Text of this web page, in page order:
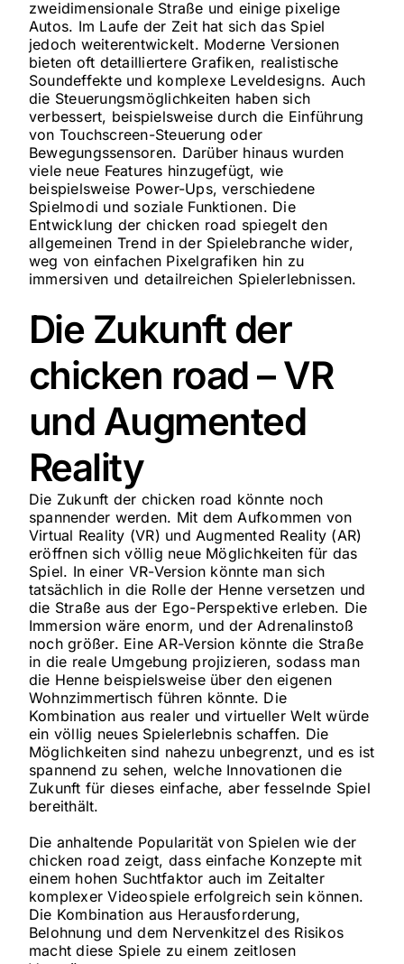
zweidimensionale Straße und einige pixelige
Autos. Im Laufe der Zeit hat sich das Spiel
jedoch weiterentwickelt. Moderne Versionen
bieten oft detailliertere Grafiken, realistische
Soundeffekte und komplexe Leveldesigns. Auch
die Steuerungsmöglichkeiten haben sich
verbessert, beispielsweise durch die Einführung
von Touchscreen-Steuerung oder
Bewegungssensoren. Darüber hinaus wurden
viele neue Features hinzugefügt, wie
beispielsweise Power-Ups, verschiedene
Spielmodi und soziale Funktionen. Die
Entwicklung der chicken road spiegelt den
allgemeinen Trend in der Spielebranche wider,
weg von einfachen Pixelgrafiken hin zu
immersiven und detailreichen Spielerlebnissen.
Die Zukunft der
chicken road – VR
und Augmented
Reality
Die Zukunft der chicken road könnte noch
spannender werden. Mit dem Aufkommen von
Virtual Reality (VR) und Augmented Reality (AR)
eröffnen sich völlig neue Möglichkeiten für das
Spiel. In einer VR-Version könnte man sich
tatsächlich in die Rolle der Henne versetzen und
die Straße aus der Ego-Perspektive erleben. Die
Immersion wäre enorm, und der Adrenalinstoß
noch größer. Eine AR-Version könnte die Straße
in die reale Umgebung projizieren, sodass man
die Henne beispielsweise über den eigenen
Wohnzimmertisch führen könnte. Die
Kombination aus realer und virtueller Welt würde
ein völlig neues Spielerlebnis schaffen. Die
Möglichkeiten sind nahezu unbegrenzt, und es ist
spannend zu sehen, welche Innovationen die
Zukunft für dieses einfache, aber fesselnde Spiel
bereithält.
Die anhaltende Popularität von Spielen wie der
chicken road zeigt, dass einfache Konzepte mit
einem hohen Suchtfaktor auch im Zeitalter
komplexer Videospiele erfolgreich sein können.
Die Kombination aus Herausforderung,
Belohnung und dem Nervenkitzel des Risikos
macht diese Spiele zu einem zeitlosen